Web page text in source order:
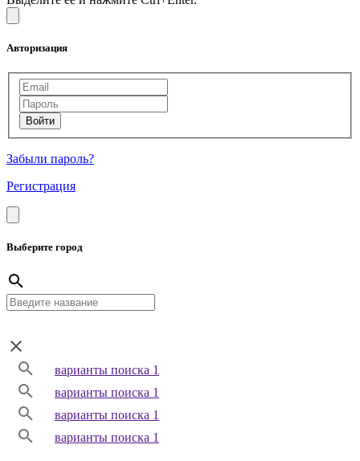
Авторизация
Забыли пароль?
Регистрация
Выберите город
варианты поиска 1
варианты поиска 1
варианты поиска 1
варианты поиска 1